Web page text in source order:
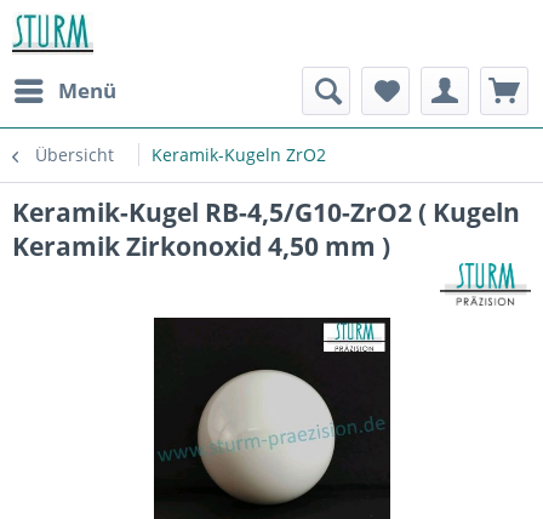
Menü
Übersicht Keramik-Kugeln ZrO2
Keramik-Kugel RB-4,5/G10-ZrO2 ( Kugeln
Keramik Zirkonoxid 4,50 mm )